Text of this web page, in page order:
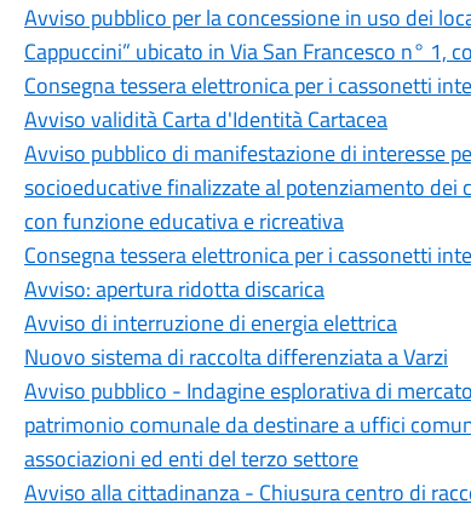
Avviso pubblico per la concessione in uso dei
Cappuccini” ubicato in Via San Francesco n° 1,
Consegna tessera elettronica per i cassonetti
Avviso validità Carta d'Identità Cartacea
Avviso pubblico di manifestazione di interesse
socioeducative finalizzate al potenziamento
con funzione educativa e ricreativa
Consegna tessera elettronica per i cassonetti
Avviso: apertura ridotta discarica
Avviso di interruzione di energia elettrica
Nuovo sistema di raccolta differenziata a Varzi
Avviso pubblico - Indagine esplorativa di
patrimonio comunale da destinare a uffici
associazioni ed enti del terzo settore
Avviso alla cittadinanza - Chiusura centro di